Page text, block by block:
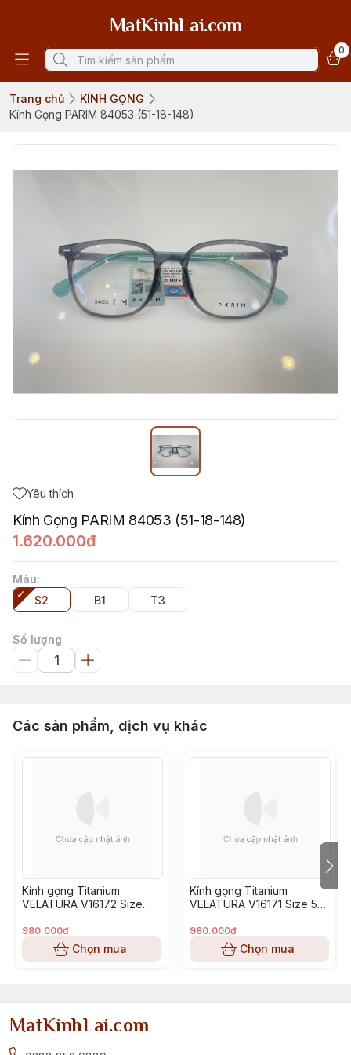
MatKinhLai.com
0
Trang chủ
KÍNH GỌNG
Kính Gọng PARIM 84053 (51-18-148)
Yêu thích
Kính Gọng PARIM 84053 (51-18-148)
1.620.000đ
Màu:
S2
B1 T3
Số lượng
Các sản phẩm, dịch vụ khác
Kính gọng Titanium
VELATURA V16172 Size
980.000đ
Chọn mua
Kính gọng Titanium
VELATURA V16171 Size 53-
980.000đ
Chọn mua
MatKinhLai.com